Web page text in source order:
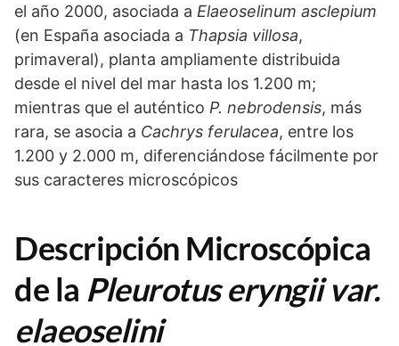
el año 2000, asociada a Elaeoselinum asclepium
(en España asociada a Thapsia villosa,
primaveral), planta ampliamente distribuida
desde el nivel del mar hasta los 1.200 m;
mientras que el auténtico P. nebrodensis, más
rara, se asocia a Cachrys ferulacea, entre los
1.200 y 2.000 m, diferenciándose fácilmente por
sus caracteres microscópicos
Descripción Microscópica
de la Pleurotus eryngii var.
elaeoselini